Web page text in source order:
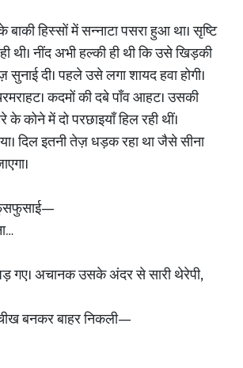
बाकी हिस्सों में सन्नाटा पसरा हुआ था। सृष्टि
थी। नींद अभी हल्की ही थी कि उसे खिड़की
दी। पहले उसे लगा शायद हवा होगी।
कदमों की दबे पाँव आहट। उसकी
में दो परछाइयाँ हिल रही थीं।
दिल इतनी तेज़ धड़क रहा था जैसे सीना
गए। अचानक उसके अंदर से सारी थेरेपी,
बनकर बाहर निकली—